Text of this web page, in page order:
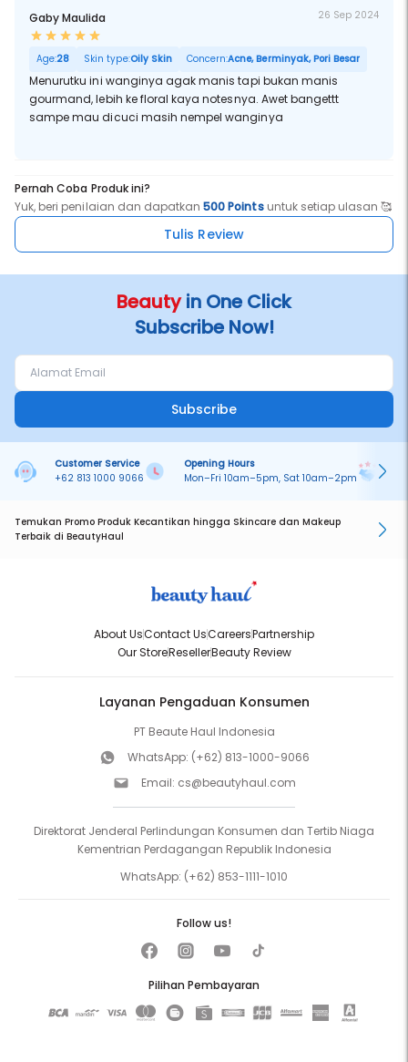
Gaby Maulida 26 Sep 2024
Age:28 Skin type:Oily Skin Concern:Acne, Berminyak, Pori Besar
Menurutku ini wanginya agak manis tapi bukan manis
gourmand, lebih ke floral kaya notesnya. Awet bangettt
sampe mau dicuci masih nempel wanginya
Pernah Coba Produk ini?
Yuk, beri penilaian dan dapatkan500 Pointsuntuk setiap ulasan 🥰
Tulis Review
Beautyin One Click
Subscribe Now!
Subscribe
Customer Service
+62 813 1000 9066
Opening Hours
Mon–Fri 10am–5pm, Sat 10am–2pm
Temukan Promo Produk Kecantikan hingga Skincare dan Makeup
Terbaik di BeautyHaul
About UsContact UsCareersPartnership
Our StoreResellerBeauty Review
Layanan Pengaduan Konsumen
PT Beaute Haul Indonesia
WhatsApp: (+62) 813-1000-9066
Email: cs@beautyhaul.com
Direktorat Jenderal Perlindungan Konsumen dan Tertib Niaga
Kementrian Perdagangan Republik Indonesia
WhatsApp: (+62) 853-1111-1010
Pilihan Pembayaran
Follow us!